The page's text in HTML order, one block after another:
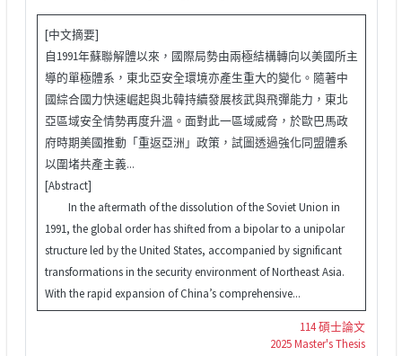
[中文摘要]
自1991年蘇聯解體以來，國際局勢由兩極結構轉向以美國所主
導的單極體系，東北亞安全環境亦產生重大的變化。隨著中
國綜合國力快速崛起與北韓持續發展核武與飛彈能力，東北
亞區域安全情勢再度升溫。面對此一區域威脅，於歐巴馬政
府時期美國推動「重返亞洲」政策，試圖透過強化同盟體系
以圍堵共產主義...
[Abstract]
In the aftermath of the dissolution of the Soviet Union in
1991, the global order has shifted from a bipolar to a unipolar
structure led by the United States, accompanied by significant
transformations in the security environment of Northeast Asia.
With the rapid expansion of China’s comprehensive...
114 碩士論文
2025 Master's Thesis